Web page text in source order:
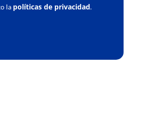
la políticas de privacidad.